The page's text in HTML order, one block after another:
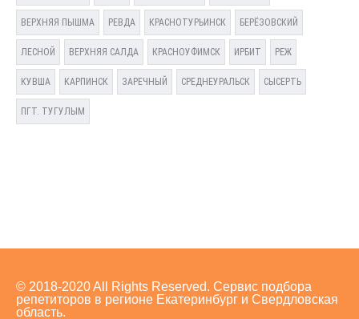
ВЕРХНЯЯ ПЫШМА РЕВДА КРАСНОТУРЬИНСК БЕРЁЗОВСКИЙ
ЛЕСНОЙ ВЕРХНЯЯ САЛДА КРАСНОУФИМСК ИРБИТ РЕЖ
КУВША КАРПИНСК ЗАРЕЧНЫЙ СРЕДНЕУРАЛЬСК СЫСЕРТЬ
ПГТ. ТУГУЛЫМ
© 2018-2020 All Rights Reserved. Сервис подбора
репетиторов в регионе Екатеринбург и Свердловская
область.